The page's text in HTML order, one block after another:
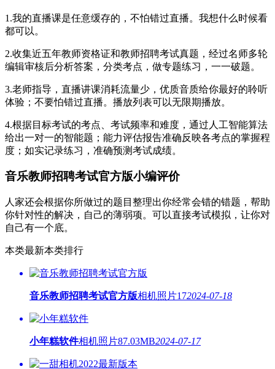
1.我的直播课是任意缓存的，不怕错过直播。我想什么时候看
都可以。
2.收集近五年教师资格证和教师招聘考试真题，经过名师多轮
编辑审核后分析答案，分类考点，做专题练习，一一破题。
3.老师指导，直播讲课消耗流量少，优质音质给你最好的聆听
体验；不要怕错过直播。播放列表可以无限期播放。
4.根据目标考试的考点、考试频率和难度，通过人工智能算法
给出一对一的智能题；能力评估报告准确反映各考点的掌握程
度；如实记录练习，准确预测考试成绩。
音乐教师招聘考试官方版小编评价
人家还会根据你所做过的题目整理出你经常会错的错题，帮助
你针对性的解决，自己的薄弱项。可以直接考试模拟，让你对
自己有一个底。
本类最新本类排行
音乐教师招聘考试官方版相机照片172024-07-18
小年糕软件相机照片87.03MB2024-07-17